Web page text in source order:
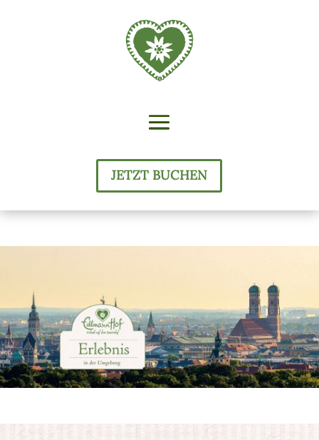
JETZT BUCHEN